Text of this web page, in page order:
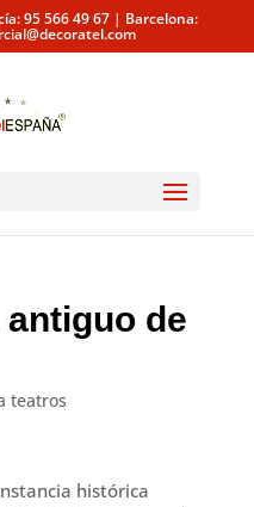
95 566 49 67 | Barcelona:
de
teatros
histórica